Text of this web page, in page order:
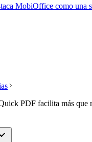
MobiOffice como una
PDF facilita más que